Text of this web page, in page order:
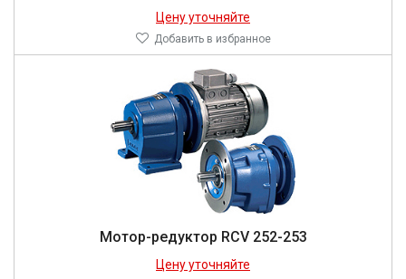
Цену уточняйте
Добавить в избранное
Мотор-редуктор RCV 252-253
Цену уточняйте